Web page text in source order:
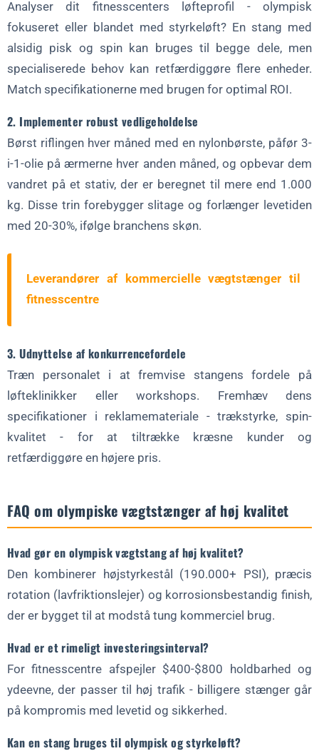
Analyser dit fitnesscenters løfteprofil - olympisk
fokuseret eller blandet med styrkeløft? En stang med
alsidig pisk og spin kan bruges til begge dele, men
specialiserede behov kan retfærdiggøre flere enheder.
Match specifikationerne med brugen for optimal ROI.
2. Implementer robust vedligeholdelse
Børst riflingen hver måned med en nylonbørste, påfør 3-
i-1-olie på ærmerne hver anden måned, og opbevar dem
vandret på et stativ, der er beregnet til mere end 1.000
kg. Disse trin forebygger slitage og forlænger levetiden
med 20-30%, ifølge branchens skøn.
Leverandører af kommercielle vægtstænger til
fitnesscentre
3. Udnyttelse af konkurrencefordele
Træn personalet i at fremvise stangens fordele på
løfteklinikker eller workshops. Fremhæv dens
specifikationer i reklamemateriale - trækstyrke, spin-
kvalitet - for at tiltrække kræsne kunder og
retfærdiggøre en højere pris.
FAQ om olympiske vægtstænger af høj kvalitet
Hvad gør en olympisk vægtstang af høj kvalitet?
Den kombinerer højstyrkestål (190.000+ PSI), præcis
rotation (lavfriktionslejer) og korrosionsbestandig finish,
der er bygget til at modstå tung kommerciel brug.
Hvad er et rimeligt investeringsinterval?
For fitnesscentre afspejler $400-$800 holdbarhed og
ydeevne, der passer til høj trafik - billigere stænger går
på kompromis med levetid og sikkerhed.
Kan en stang bruges til olympisk og styrkeløft?